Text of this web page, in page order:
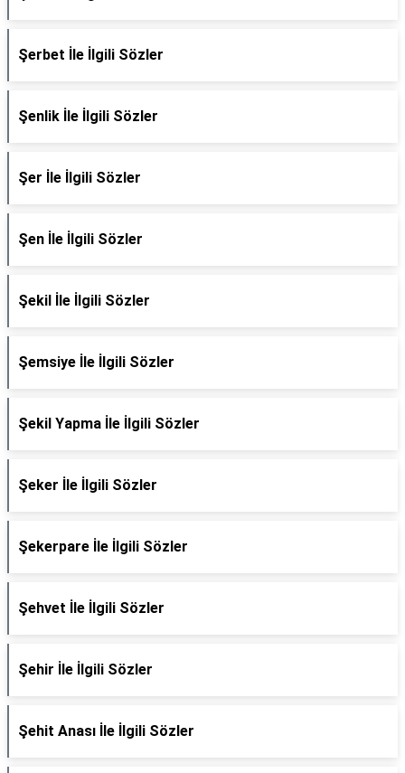
Şerbet İle İlgili Sözler
Şenlik İle İlgili Sözler
Şer İle İlgili Sözler
Şen İle İlgili Sözler
Şekil İle İlgili Sözler
Şemsiye İle İlgili Sözler
Şekil Yapma İle İlgili Sözler
Şeker İle İlgili Sözler
Şekerpare İle İlgili Sözler
Şehvet İle İlgili Sözler
Şehir İle İlgili Sözler
Şehit Anası İle İlgili Sözler